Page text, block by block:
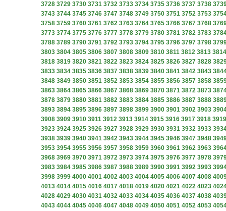
3728 3729 3730 3731 3732 3733 3734 3735 3736 3737 3738
3743 3744 3745 3746 3747 3748 3749 3750 3751 3752 3753
3758 3759 3760 3761 3762 3763 3764 3765 3766 3767 3768
3773 3774 3775 3776 3777 3778 3779 3780 3781 3782 3783
3788 3789 3790 3791 3792 3793 3794 3795 3796 3797 3798
3803 3804 3805 3806 3807 3808 3809 3810 3811 3812 3813 3814
3818 3819 3820 3821 3822 3823 3824 3825 3826 3827 3828
3833 3834 3835 3836 3837 3838 3839 3840 3841 3842 3843
3848 3849 3850 3851 3852 3853 3854 3855 3856 3857 3858
3863 3864 3865 3866 3867 3868 3869 3870 3871 3872 3873
3878 3879 3880 3881 3882 3883 3884 3885 3886 3887 3888
3893 3894 3895 3896 3897 3898 3899 3900 3901 3902 3903
3908 3909 3910 3911 3912 3913 3914 3915 3916 3917 3918 3919
3923 3924 3925 3926 3927 3928 3929 3930 3931 3932 3933
3938 3939 3940 3941 3942 3943 3944 3945 3946 3947 3948
3953 3954 3955 3956 3957 3958 3959 3960 3961 3962 3963
3968 3969 3970 3971 3972 3973 3974 3975 3976 3977 3978
3983 3984 3985 3986 3987 3988 3989 3990 3991 3992 3993
3998 3999 4000 4001 4002 4003 4004 4005 4006 4007 4008
4013 4014 4015 4016 4017 4018 4019 4020 4021 4022 4023
4028 4029 4030 4031 4032 4033 4034 4035 4036 4037 4038
4043 4044 4045 4046 4047 4048 4049 4050 4051 4052 4053